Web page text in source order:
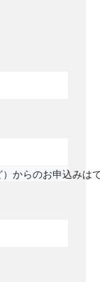
からのお申込みは